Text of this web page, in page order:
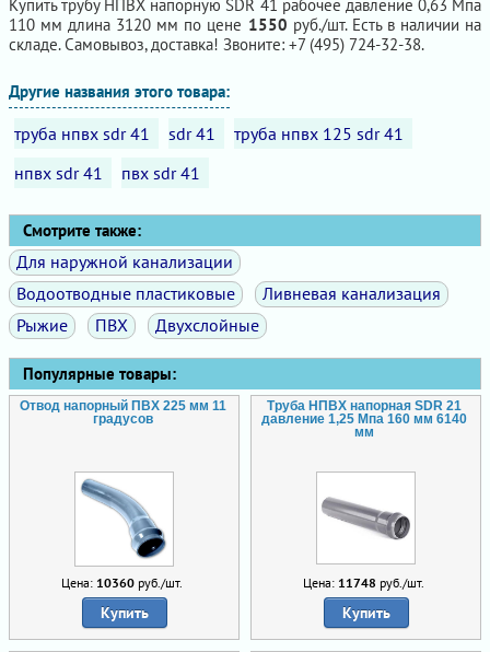
Купить трубу НПВХ напорную SDR 41 рабочее давление 0,63 Мпа
110 мм длина 3120 мм по цене 1550 руб./шт. Есть в наличии на
складе. Самовывоз, доставка! Звоните: +7 (495) 724-32-38.
Другие названия этого товара:
труба нпвх sdr 41 sdr 41
труба нпвх 125 sdr 41
нпвх sdr 41
пвх sdr 41
Смотрите также:
Для наружной канализации
Водоотводные пластиковые
Ливневая канализация
Рыжие
ПВХ Двухслойные
Популярные товары:
Отвод напорный ПВХ 225 мм 11
градусов
Цена: 10360руб./шт.
Купить
Труба НПВХ напорная SDR 21
давление 1,25 Мпа 160 мм 6140
мм
Цена: 11748 руб./шт.
Купить